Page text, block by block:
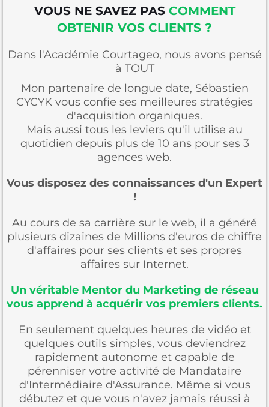
VOUS NE SAVEZ PAS COMMENT
OBTENIR VOS CLIENTS ?
Dans l'Académie Courtageo, nous avons pensé
à TOUT
Mon partenaire de longue date, Sébastien
CYCYK vous confie ses meilleures stratégies
d'acquisition organiques.
Mais aussi tous les leviers qu'il utilise au
quotidien depuis plus de 10 ans pour ses 3
agences web.
Vous disposez des connaissances d'un Expert
!
Au cours de sa carrière sur le web, il a généré
plusieurs dizaines de Millions d'euros de chiffre
d'affaires pour ses clients et ses propres
affaires sur Internet.
Un véritable Mentor du Marketing de réseau
vous apprend à acquérir vos premiers clients.
En seulement quelques heures de vidéo et
quelques outils simples, vous deviendrez
rapidement autonome et capable de
pérenniser votre activité de Mandataire
d'Intermédiaire d'Assurance. Même si vous
débutez et que vous n'avez jamais réussi à